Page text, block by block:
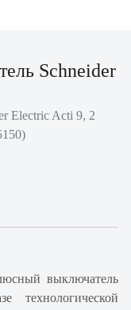
Schneider
Electric Acti 9, 2
технологической